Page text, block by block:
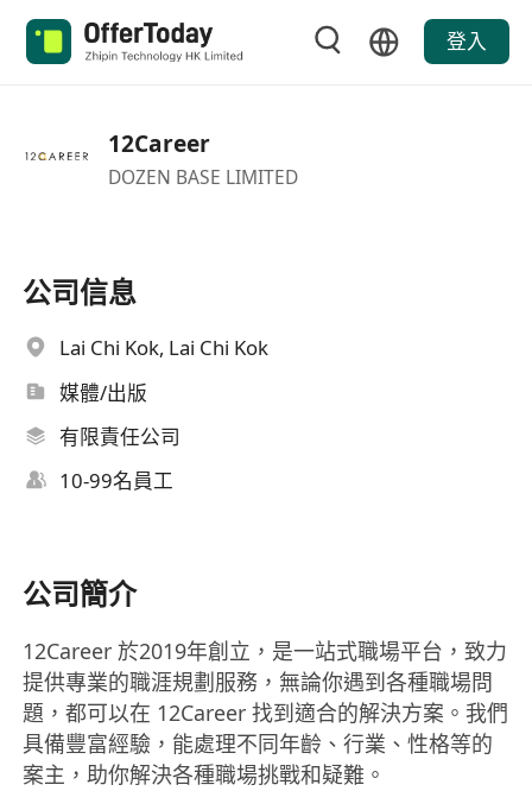
登入
12Career
DOZEN BASE LIMITED
公司信息
Lai Chi Kok, Lai Chi Kok
媒體/出版
有限責任公司
10-99名員工
公司簡介
12Career 於2019年創立，是一站式職場平台，致力
提供專業的職涯規劃服務，無論你遇到各種職場問
題，都可以在 12Career 找到適合的解決方案。我們
具備豐富經驗，能處理不同年齡、行業、性格等的
案主，助你解決各種職場挑戰和疑難。